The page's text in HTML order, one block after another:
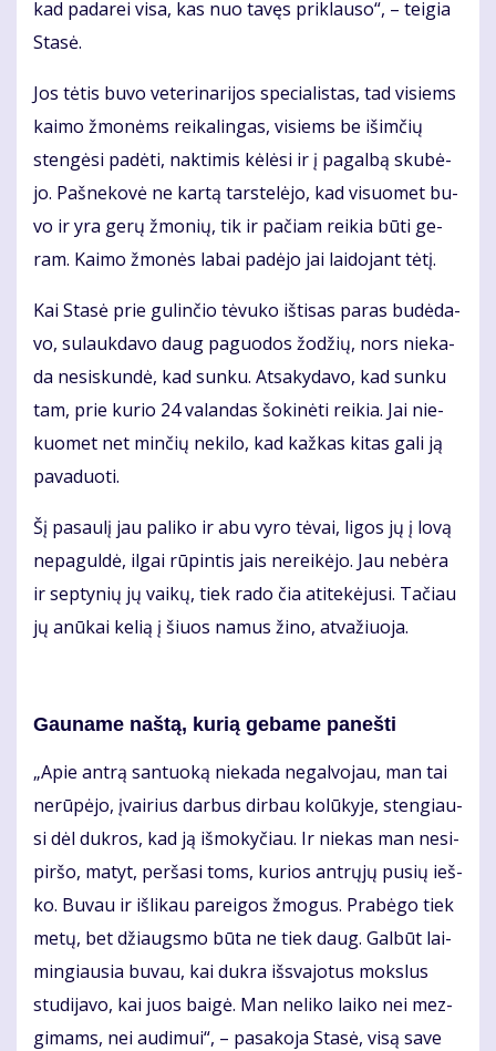
kad pa­da­rei vi­sa, kas nuo ta­vęs pri­klau­so“, – tei­gia
Sta­sė.
Jos tė­tis bu­vo ve­te­ri­na­ri­jos spe­cia­lis­tas, tad vi­siems
kai­mo žmo­nėms rei­ka­lin­gas, vi­siems be iš­im­čių
sten­gė­si pa­dė­ti, nak­ti­mis kė­lė­si ir į pa­gal­bą sku­bė­
jo. Pa­šne­ko­vė ne kar­tą tars­te­lė­jo, kad vi­suo­met bu­
vo ir yra ge­rų žmo­nių, tik ir pa­čiam rei­kia bū­ti ge­
ram. Kai­mo žmo­nės la­bai pa­dė­jo jai lai­do­jant tė­tį.
Kai Sta­sė prie gu­lin­čio tė­vu­ko iš­ti­sas pa­ras bu­dė­da­
vo, su­lauk­da­vo daug pa­guo­dos žo­džių, nors nie­ka­
da ne­si­skun­dė, kad sun­ku. At­sa­ky­da­vo, kad sun­ku
tam, prie ku­rio 24 va­lan­das šo­ki­nė­ti rei­kia. Jai nie­
kuo­met net min­čių ne­ki­lo, kad kaž­kas ki­tas ga­li ją
pa­va­duo­ti.
Šį pa­sau­lį jau pa­li­ko ir abu vy­ro tė­vai, li­gos jų į lo­vą
ne­pa­gul­dė, il­gai rū­pin­tis jais ne­rei­kė­jo. Jau ne­bė­ra
ir sep­ty­nių jų vai­kų, tiek ra­do čia ati­te­kė­ju­si. Ta­čiau
jų anū­kai ke­lią į šiuos na­mus ži­no, at­va­žiuo­ja.
Gau­na­me naš­tą, ku­rią ge­ba­me pa­neš­ti
„Apie an­trą san­tuo­ką nie­ka­da ne­gal­vo­jau, man tai
ne­rū­pė­jo, įvai­rius dar­bus dir­bau ko­lū­ky­je, sten­giau­
si dėl duk­ros, kad ją iš­mo­ky­čiau. Ir nie­kas man ne­si­
pir­šo, ma­tyt, per­ša­si toms, ku­rios ant­rų­jų pu­sių ieš­
ko. Bu­vau ir iš­li­kau pa­rei­gos žmo­gus. Pra­bė­go tiek
me­tų, bet džiaugs­mo bū­ta ne tiek daug. Gal­būt lai­
min­giau­sia bu­vau, kai duk­ra iš­sva­jo­tus moks­lus
stu­di­ja­vo, kai juos bai­gė. Man ne­li­ko lai­ko nei mez­
gi­mams, nei au­di­mui“, – pa­sa­ko­ja Sta­sė, vi­są sa­ve